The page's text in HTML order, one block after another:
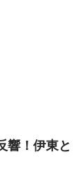
響！伊東と